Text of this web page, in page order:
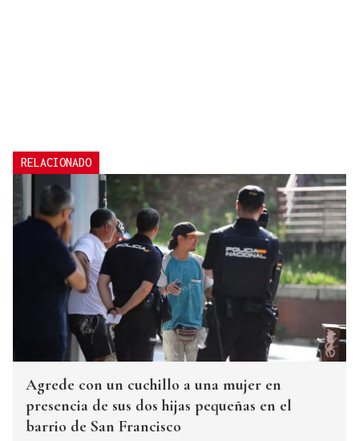
RELACIONADO
Agrede con un cuchillo a una mujer en
presencia de sus dos hijas pequeñas en el
barrio de San Francisco